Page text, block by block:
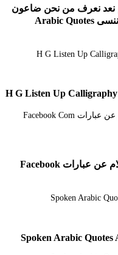
نعد نعرف من نحن ضاعون
ربما لاننا نسينا او تناسينا فحق علينا ان ننسى Arabic Quotes
من نعيشه خواطر واقع الحياة الحياة كلام عن عبارات Facebook